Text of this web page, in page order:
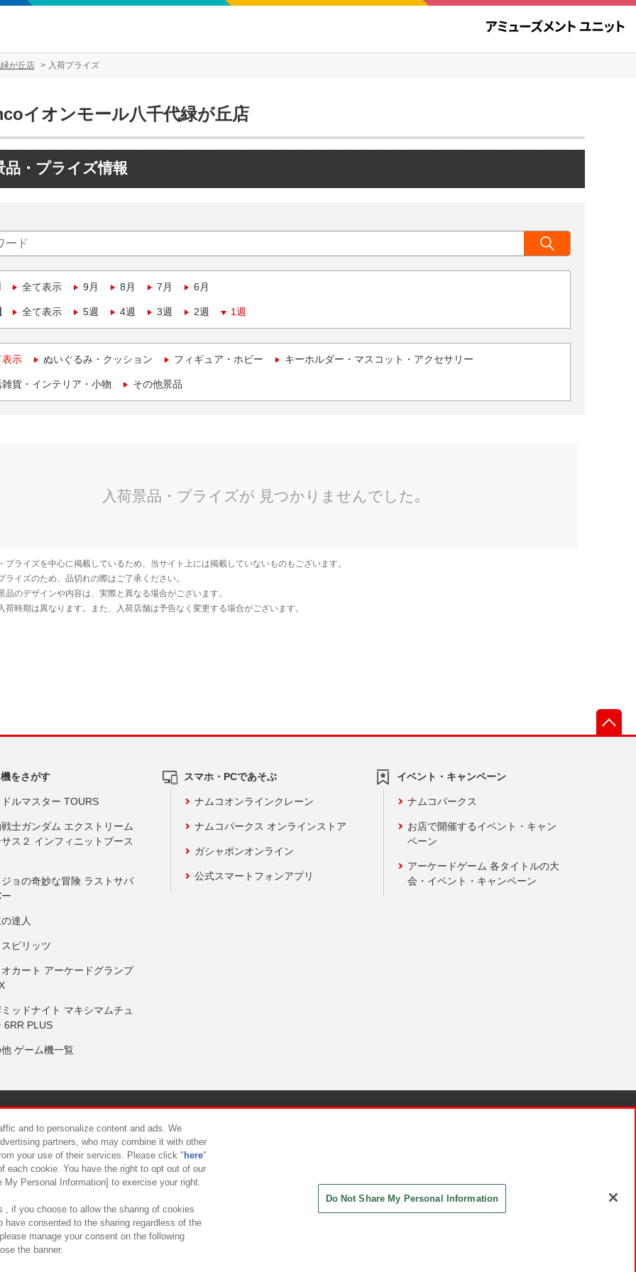
が丘店 入荷プライズ
イオンモール八千代緑が丘店
品・プライズ情報
全て表示 9月 8月 7月 6月
全て表示 5週 4週 3週 2週 1週
表示 ぬいぐるみ・クッション フィギュア・ホビー キーホルダー・マスコット・アクセサリー
貨・インテリア・小物 その他景品
をさがす
ルマスター TOURS
士ガンダム エクストリーム
ス２ インフィニットブース
ョの奇妙な冒険 ラストサバ
達人
ピリッツ
カート アーケードグランプ
ッドナイト マキシマムチュ
6RR PLUS
ゲーム機一覧
スマホ・PCであそぶ
ナムコオンラインクレーン
ナムコパークス オンラインストア
ガシャポンオンライン
公式スマートフォンアプリ
イベント・キャンペーン
ナムコパークス
お店で開催するイベント・キャン
ペーン
アーケードゲーム 各タイトルの大
会・イベント・キャンペーン
について カスタマーハラスメント対応方針
and to personalize content and ads. We
partners, who may combine it with other
your use of their services. Please click " here"
each cookie. You have the right to opt out of our
Personal Information] to exercise your right.
, if you choose to allow the sharing of cookies
have consented to the sharing regardless of the
manage your consent on the following
the banner.
Do Not Share My Personal Information